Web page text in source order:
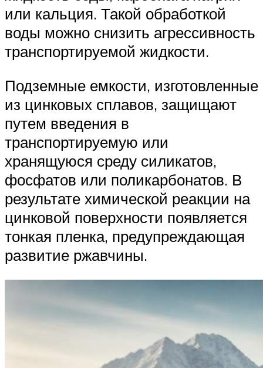
или кальция. Такой обработкой
воды можно снизить агрессивность
транспортируемой жидкости.
Подземные емкости, изготовленные
из цинковых сплавов, защищают
путем введения в
транспортируемую или
хранящуюся среду силикатов,
фосфатов или поликарбонатов. В
результате химической реакции на
цинковой поверхности появляется
тонкая пленка, предупреждающая
развитие ржавчины.